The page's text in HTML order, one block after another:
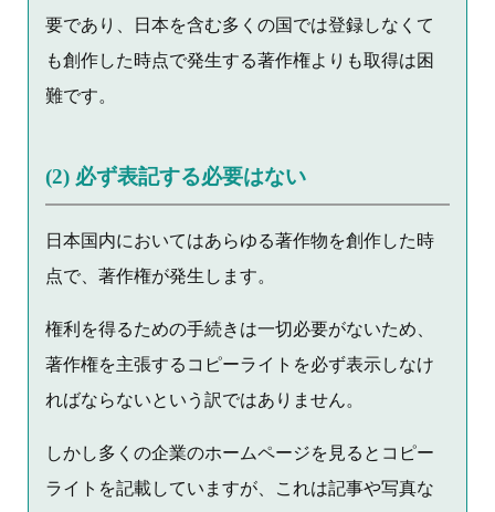
要であり、日本を含む多くの国では登録しなくて
も創作した時点で発生する著作権よりも取得は困
難です。
(2) 必ず表記する必要はない
日本国内においてはあらゆる著作物を創作した時
点で、著作権が発生します。
権利を得るための手続きは一切必要がないため、
著作権を主張するコピーライトを必ず表示しなけ
ればならないという訳ではありません。
しかし多くの企業のホームページを見るとコピー
ライトを記載していますが、これは記事や写真な